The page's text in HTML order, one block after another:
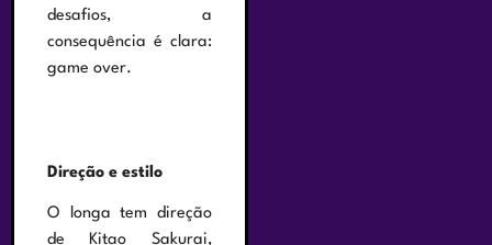
desafios, a
consequência é clara:
game over.
Direção e estilo
O longa tem direção
de Kitao Sakurai,